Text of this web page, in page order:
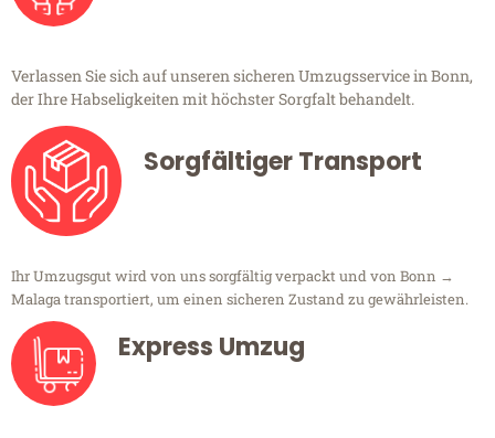
Verlassen Sie sich auf unseren sicheren Umzugsservice in Bonn,
der Ihre Habseligkeiten mit höchster Sorgfalt behandelt.
Sorgfältiger Transport
Ihr Umzugsgut wird von uns sorgfältig verpackt und von Bonn →
Malaga transportiert, um einen sicheren Zustand zu gewährleisten.
Express Umzug